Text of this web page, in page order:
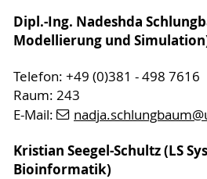
Dipl.-Ing. Nadeshda
Modellierung und
Telefon: +49 (0)381 - 498 7616
Raum: 243
E-Mail:
nadja.schlungbaum
Kristian Seegel-Schultz (LS
Bioinformatik)